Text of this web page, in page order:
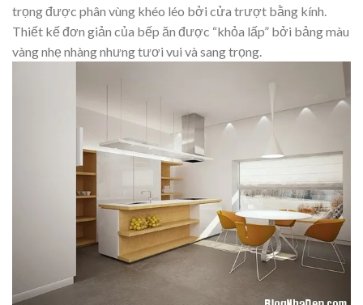
trọng được phân vùng khéo léo bởi cửa trượt bằng kính.
Thiết kế đơn giản của bếp ăn được “khỏa lấp” bởi bảng màu
vàng nhẹ nhàng nhưng tươi vui và sang trọng.